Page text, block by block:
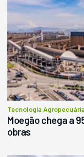
Ano 1987
R$
Tecnologia Agropecuária
Moegão chega a
obras